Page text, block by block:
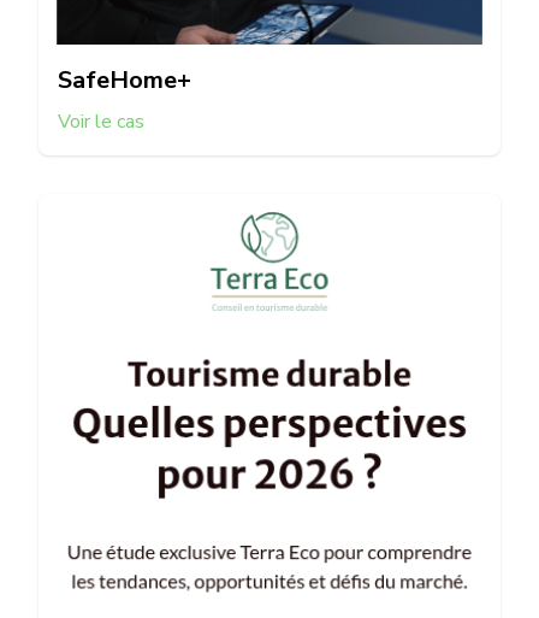
SafeHome+
Voir le cas